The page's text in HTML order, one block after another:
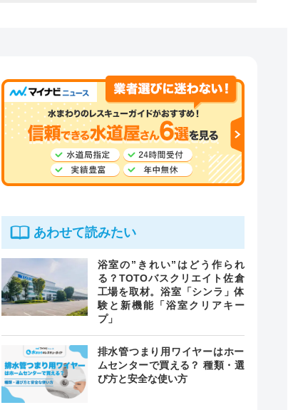
あわせて読みたい
浴室の”きれい”はどう作られ
る？TOTOバスクリエイト佐倉
工場を取材。浴室「シンラ」体
験と新機能「浴室クリアキー
プ」
排水管つまり用ワイヤーはホー
ムセンターで買える？ 種類・選
び方と安全な使い方